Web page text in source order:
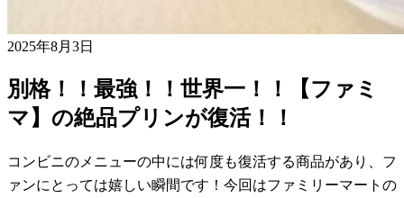
2025年8月3日
別格！！最強！！世界一！！【ファミ
マ】の絶品プリンが復活！！
コンビニのメニューの中には何度も復活する商品があり、フ
ァンにとっては嬉しい瞬間です！今回はファミリーマートの